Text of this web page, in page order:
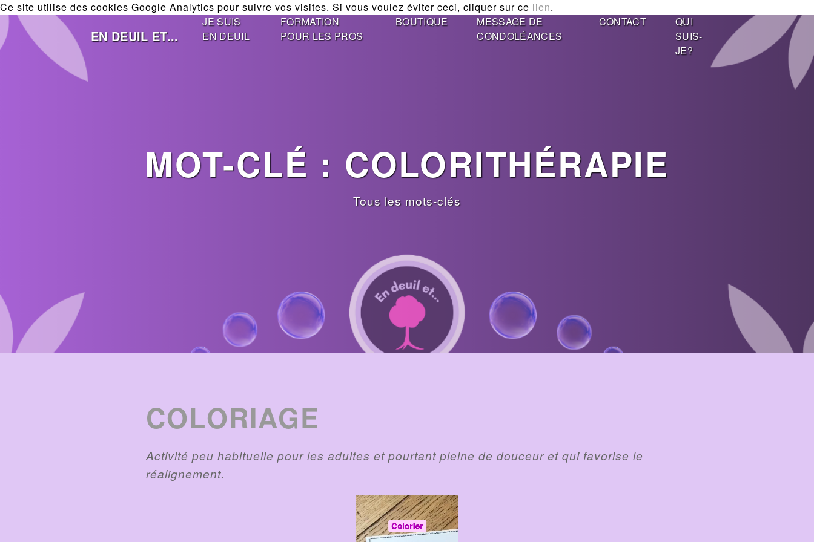
Ce site utilise des cookies Google Analytics pour suivre vos visites. Si vous voulez éviter ceci, cliquer sur ce lien.
EN DEUIL ET...
JE SUIS
EN DEUIL
FORMATION
POUR LES PROS
BOUTIQUE
MESSAGE DE
CONDOLÉANCES
CONTACT
QUI
SUIS-
JE?
MOT-CLÉ : COLORITHÉRAPIE
Tous les mots-clés
LIST
COLORIAGE
Activité peu habituelle pour les adultes et pourtant pleine de douceur et qui favorise le
réalignement.